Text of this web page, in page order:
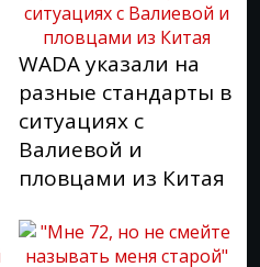
WADA указали на
разные стандарты в
ситуациях с
Валиевой и
пловцами из Китая